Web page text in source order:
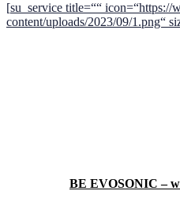
[su_service title=““ icon=“https://
content/uploads/2023/09/1.png“
BE EVOSONIC –